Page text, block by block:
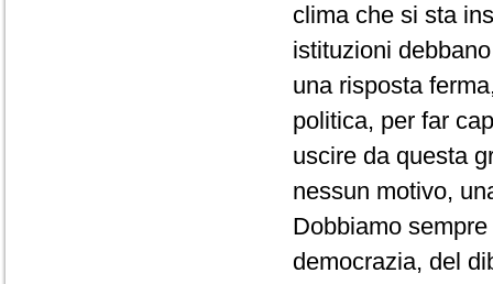
clima che si sta
istituzioni
una risposta
politica, per far
uscire da questa
nessun motivo,
Dobbiamo
democrazia, del